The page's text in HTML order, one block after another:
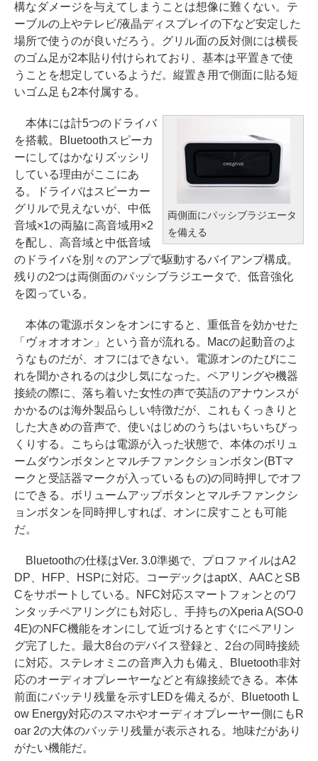
構なダメージを与えてしまうことは想像に難くない。テ
ーブルの上やテレビ/液晶ディスプレイの下など安定した
場所で使うのが良いだろう。グリル面の反対側には横長
のゴム足が2本貼り付けられており、基本は平置きで使
うことを想定しているようだ。縦置き用で側面に貼る短
いゴム足も2本付属する。
両側面にパッシブラジエータ
を備える
本体には計5つのドライバ
を搭載。Bluetoothスピーカ
ーにしてはかなりズッシリ
している理由がここにあ
る。ドライバはスピーカー
グリルで見えないが、中低
音域×1の両脇に高音域用×2
を配し、高音域と中低音域
のドライバを別々のアンプで駆動するバイアンプ構成。
残りの2つは両側面のパッシブラジエータで、低音強化
を図っている。
本体の電源ボタンをオンにすると、重低音を効かせた
「ヴォオオオン」という音が流れる。Macの起動音のよ
うなものだが、オフにはできない。電源オンのたびにこ
れを聞かされるのは少し気になった。ペアリングや機器
接続の際に、落ち着いた女性の声で英語のアナウンスが
かかるのは海外製品らしい特徴だが、これもくっきりと
した大きめの音声で、使いはじめのうちはいちいちびっ
くりする。こちらは電源が入った状態で、本体のボリュ
ームダウンボタンとマルチファンクションボタン(BTマ
ークと受話器マークが入っているもの)の同時押しでオフ
にできる。ボリュームアップボタンとマルチファンクシ
ョンボタンを同時押しすれば、オンに戻すことも可能
だ。
Bluetoothの仕様はVer. 3.0準拠で、プロファイルはA2
DP、HFP、HSPに対応。コーデックはaptX、AACとSB
Cをサポートしている。NFC対応スマートフォンとのワ
ンタッチペアリングにも対応し、手持ちのXperia A(SO-0
4E)のNFC機能をオンにして近づけるとすぐにペアリン
グ完了した。最大8台のデバイス登録と、2台の同時接続
に対応。ステレオミニの音声入力も備え、Bluetooth非対
応のオーディオプレーヤーなどと有線接続できる。本体
前面にバッテリ残量を示すLEDを備えるが、Bluetooth L
ow Energy対応のスマホやオーディオプレーヤー側にもR
oar 2の大体のバッテリ残量が表示される。地味だがあり
がたい機能だ。